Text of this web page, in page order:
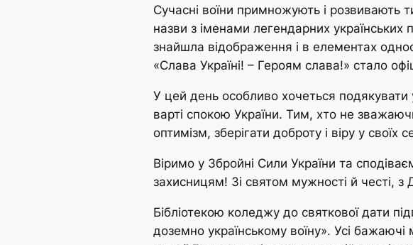
Сучасні воїни примножують і розвивають
назви з іменами легендарних українських
знайшла відображення і в елементах
«Слава Україні! – Героям слава!» стало
У цей день особливо хочеться подякувати
варті спокою України. Тим, хто не
оптимізм, зберігати доброту і віру у
Віримо у Збройні Сили України та
захисницям! Зі святом мужності й честі, з
Бібліотекою коледжу до святкової дати
доземно українському воїну». Усі бажаючі